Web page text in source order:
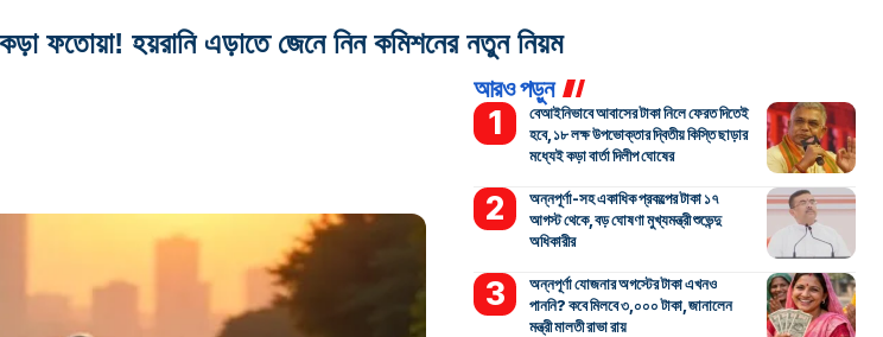
ফতোয়া! হয়রানি এড়াতে জেনে নিন কমিশনের নতুন নিয়ম
আরও পড়ুন
বেআইনিভাবে আবাসের টাকা নিলে ফেরত দিতেই
হবে, ১৮ লক্ষ উপভোক্তার দ্বিতীয় কিস্তি ছাড়ার
মধ্যেই কড়া বার্তা দিলীপ ঘোষের
অন্নপূর্ণা-সহ একাধিক প্রকল্পের টাকা ১৭
আগস্ট থেকে, বড় ঘোষণা মুখ্যমন্ত্রী শুভেন্দু
অধিকারীর
অন্নপূর্ণা যোজনার অগস্টের টাকা এখনও
পাননি? কবে মিলবে ৩,০০০ টাকা, জানালেন
মন্ত্রী মালতী রাভা রায়